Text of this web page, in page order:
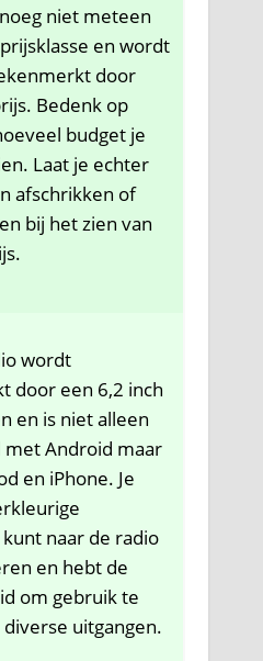
niet meteen
en wordt
door
Bedenk op
budget je
Laat je echter
afschrikken of
bij het zien van
wordt
door een 6,2 inch
en is niet alleen
met Android maar
en iPhone. Je
naar de radio
en hebt de
om gebruik te
uitgangen.